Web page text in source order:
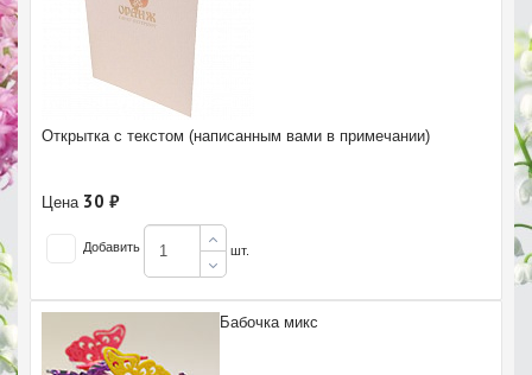
Открытка с текстом (написанным вами в примечании)
Цена 30 ₽
Добавить шт.
Бабочка микс